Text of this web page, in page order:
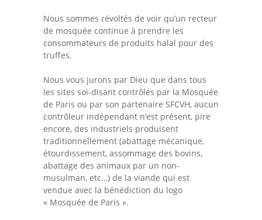
Nous sommes révoltés de voir qu’un recteur
de mosquée continue à prendre les
consommateurs de produits halal pour des
truffes.
Nous vous jurons par Dieu que dans tous
les sites soi-disant contrôlés par la Mosquée
de Paris ou par son partenaire SFCVH, aucun
contrôleur indépendant n’est présent, pire
encore, des industriels produisent
traditionnellement (abattage mécanique,
étourdissement, assommage des bovins,
abattage des animaux par un non-
musulman, etc…) de la viande qui est
vendue avec la bénédiction du logo
« Mosquée de Paris ».